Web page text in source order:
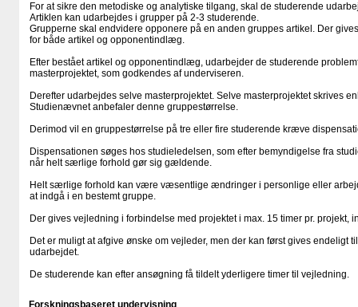
For at sikre den metodiske og analytiske tilgang, skal de studerende
Artiklen kan udarbejdes i grupper på 2-3 studerende.
Grupperne skal endvidere opponere på en anden gruppes artikel. Der
for både artikel og opponentindlæg.
Efter bestået artikel og opponentindlæg, udarbejder de studerende
masterprojektet, som godkendes af underviseren.
Derefter udarbejdes selve masterprojektet. Selve masterprojektet skrives
Studienævnet anbefaler denne gruppestørrelse.
Derimod vil en gruppestørrelse på tre eller fire studerende kræve
Dispensationen søges hos studieledelsen, som efter bemyndigelse fra
når helt særlige forhold gør sig gældende.
Helt særlige forhold kan være væsentlige ændringer i personlige eller
at indgå i en bestemt gruppe.
Der gives vejledning i forbindelse med projektet i max. 15 timer pr. projekt,
Det er muligt at afgive ønske om vejleder, men der kan først gives endeligt
udarbejdet.
De studerende kan efter ansøgning få tildelt yderligere timer til vejledning.
Forskningsbaseret undervisning